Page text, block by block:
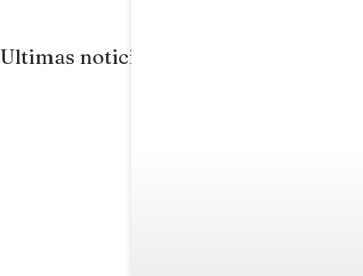
Ultimas noticias
Las 7